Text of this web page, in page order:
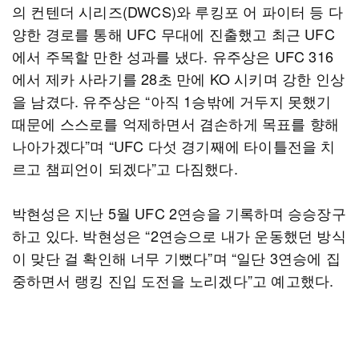
의 컨텐더 시리즈(DWCS)와 루킹포 어 파이터 등 다
양한 경로를 통해 UFC 무대에 진출했고 최근 UFC
에서 주목할 만한 성과를 냈다. 유주상은 UFC 316
에서 제카 사라기를 28초 만에 KO 시키며 강한 인상
을 남겼다. 유주상은 “아직 1승밖에 거두지 못했기
때문에 스스로를 억제하면서 겸손하게 목표를 향해
나아가겠다”며 “UFC 다섯 경기째에 타이틀전을 치
르고 챔피언이 되겠다”고 다짐했다.
박현성은 지난 5월 UFC 2연승을 기록하며 승승장구
하고 있다. 박현성은 “2연승으로 내가 운동했던 방식
이 맞단 걸 확인해 너무 기뻤다”며 “일단 3연승에 집
중하면서 랭킹 진입 도전을 노리겠다”고 예고했다.